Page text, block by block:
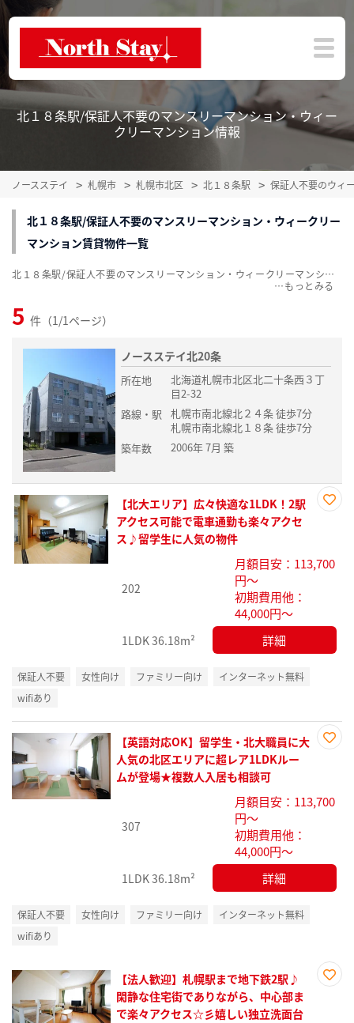
北１８条駅/保証人不要のマンスリーマンション・ウィー
クリーマンション情報
ノースステイ 札幌市 札幌市北区 北１８条駅 保証人不要のウィ
北１８条駅/保証人不要のマンスリーマンション・ウィークリー
マンション賃貸物件一覧
5 件（1/1ページ）
ノースステイ北20条
所在地
北海道札幌市北区北二十条西３丁
目2-32
路線・駅
札幌市南北線北２４条 徒歩7分
札幌市南北線北１８条 徒歩7分
築年数
2006年 7月 築
録
【北大エリア】広々快適な1LDK！2駅
アクセス可能で電車通勤も楽々アクセ
ス♪留学生に人気の物件
202
月額目安：113,700
円～
初期費用他：
44,000円～
1LDK36.18m² 詳細
保証人不要 女性向け ファミリー向け
インターネット無料
wifiあり
録
【英語対応OK】留学生・北大職員に大
人気の北区エリアに超レア1LDKルー
ムが登場★複数人入居も相談可
307
月額目安：113,700
円～
初期費用他：
44,000円～
1LDK36.18m² 詳細
保証人不要 女性向け ファミリー向け
インターネット無料
wifiあり
【法人歓迎】札幌駅まで地下鉄2駅♪
閑静な住宅街でありながら、中心部ま
で楽々アクセス☆彡嬉しい独立洗面台
北１８条駅/保証人不要のマンスリーマンション・ウィークリーマンション賃貸物件一覧を掲載中。敷金・礼金無料、家具・家電付をご紹介。こだわり条件での絞込みも簡単！
…